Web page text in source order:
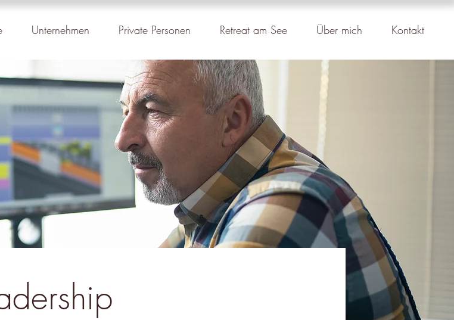
Unternehmen Private Personen Retreat am See Über mich Kontakt